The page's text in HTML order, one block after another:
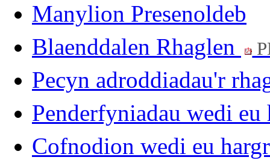
Manylion Presenoldeb
Blaenddalen Rhaglen
Pecyn adroddiadau'r
Penderfyniadau wedi
Cofnodion wedi eu